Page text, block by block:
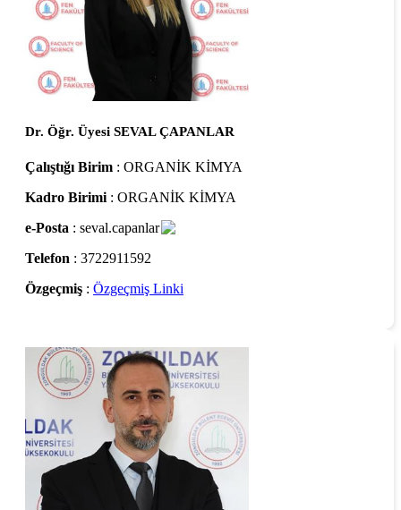
Dr. Öğr. Üyesi SEVAL ÇAPANLAR
Çalıştığı Birim : ORGANİK KİMYA
Kadro Birimi : ORGANİK KİMYA
e-Posta : seval.capanlar
Telefon : 3722911592
Özgeçmiş : Özgeçmiş Linki